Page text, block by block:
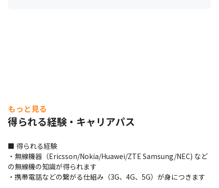
もっと見る
得られる経験・キャリアパス
■ 得られる経験
・無線機器（Ericsson/Nokia/Huawei/ZTE Samsung/NEC) など
の無線機の知識が得られます
・携帯電話などの繋がる仕組み（3G、4G、5G）が身につきます